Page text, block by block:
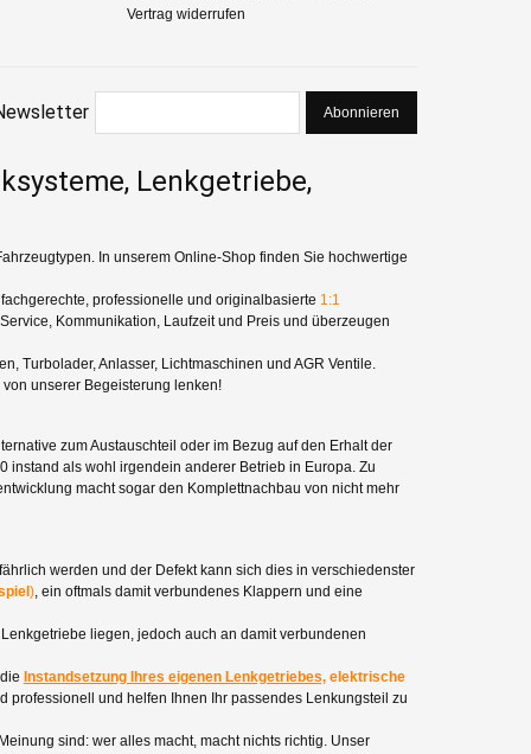
Vertrag widerrufen
Abonnieren
Lenkgetriebe,
In unserem Online-Shop finden Sie hochwertige
professionelle und originalbasierte 1:1
Kommunikation, Laufzeit und Preis und überzeugen
Turbolader, Anlasser, Lichtmaschinen und AGR Ventile.
unserer Begeisterung lenken!
zum Austauschteil oder im Bezug auf den Erhalt der
instand als wohl irgendein anderer Betrieb in Europa. Zu
macht sogar den Komplettnachbau von nicht mehr
werden und der Defekt kann sich dies in verschiedenster
), ein oftmals damit verbundenes Klappern und eine
liegen, jedoch auch an damit verbundenen
Instandsetzung Ihres eigenen Lenkgetriebes, elektrische
professionell und helfen Ihnen Ihr passendes Lenkungsteil zu
sind: wer alles macht, macht nichts richtig. Unser